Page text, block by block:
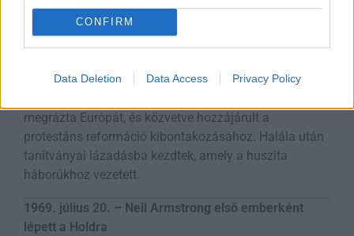
CONFIRM
Data Deletion Data Access Privacy Policy
Husz János cseh vallásreformer és egyetemi tanár
katolikus egyház reformját, az anyanyelvű igehirdetést
megrázta Európát, és közvetve hozzájárult a
protestáns reformáció kibontakozásához. Halála után
tanítványai lázadásba kezdtek, amely a huszita
háborúkhoz vezetett.
1969. július 20. – Neil Armstrong első emberként
lépett a Holdra